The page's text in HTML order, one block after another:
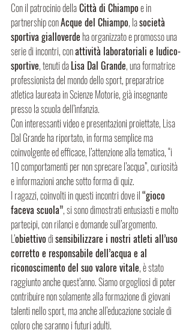
Con il patrocinio della Città di Chiampo e in
partnership con Acque del Chiampo, la società
sportiva gialloverde ha organizzato e promosso una
serie di incontri, con attività laboratoriali e ludico-
sportive, tenuti da Lisa Dal Grande, una formatrice
professionista del mondo dello sport, preparatrice
atletica laureata in Scienze Motorie, già insegnante
presso la scuola dell’infanzia.
Con interessanti video e presentazioni proiettate, Lisa
Dal Grande ha riportato, in forma semplice ma
coinvolgente ed efficace, l’attenzione alla tematica, “i
10 comportamenti per non sprecare l’acqua”, curiosità
e informazioni anche sotto forma di quiz.
I ragazzi, coinvolti in questi incontri dove il “gioco
faceva scuola”, si sono dimostrati entusiasti e molto
partecipi, con rilanci e domande sull’argomento.
L’obiettivo di sensibilizzare i nostri atleti all’uso
corretto e responsabile dell’acqua e al
riconoscimento del suo valore vitale, è stato
raggiunto anche quest’anno. Siamo orgogliosi di poter
contribuire non solamente alla formazione di giovani
talenti nello sport, ma anche all’educazione sociale di
coloro che saranno i futuri adulti.